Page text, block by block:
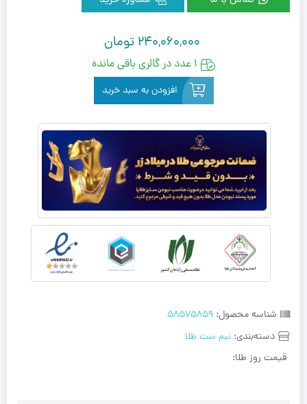
شناسه محصول: 58575859
دسته‌بندی: نیم ست طلا
قیمت روز طلا:
240,060,000 تومان
1 عدد در گالری باقی مانده
افزودن به سبد خرید